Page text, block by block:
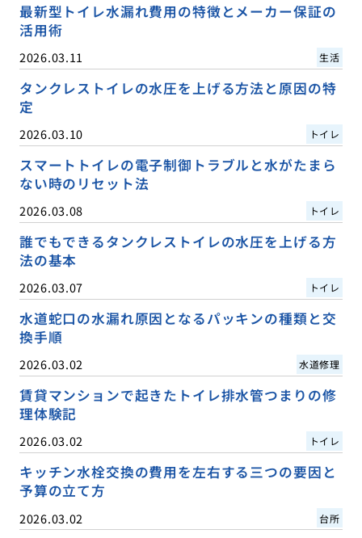
最新型トイレ水漏れ費用の特徴とメーカー保証の
活用術
2026.03.11 生活
タンクレストイレの水圧を上げる方法と原因の特
定
2026.03.10 トイレ
スマートトイレの電子制御トラブルと水がたまら
ない時のリセット法
2026.03.08 トイレ
誰でもできるタンクレストイレの水圧を上げる方
法の基本
2026.03.07 トイレ
水道蛇口の水漏れ原因となるパッキンの種類と交
換手順
2026.03.02 水道修理
賃貸マンションで起きたトイレ排水管つまりの修
理体験記
2026.03.02 トイレ
キッチン水栓交換の費用を左右する三つの要因と
予算の立て方
2026.03.02 台所